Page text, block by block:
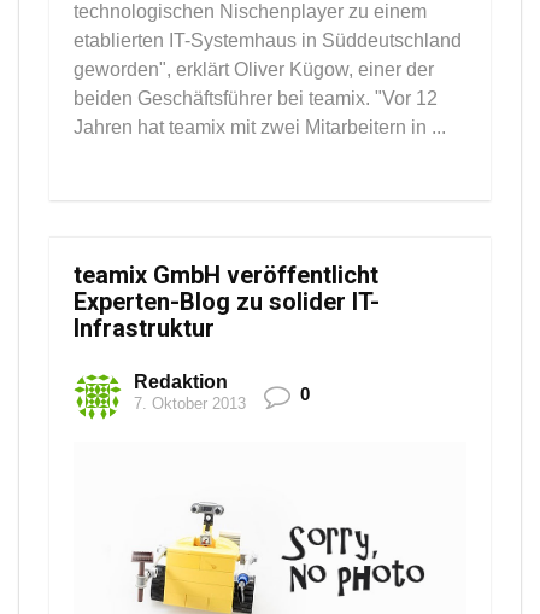
technologischen Nischenplayer zu einem
etablierten IT-Systemhaus in Süddeutschland
geworden", erklärt Oliver Kügow, einer der
beiden Geschäftsführer bei teamix. "Vor 12
Jahren hat teamix mit zwei Mitarbeitern in ...
teamix GmbH veröffentlicht
Experten-Blog zu solider IT-
Infrastruktur
Redaktion
7. Oktober 2013 0